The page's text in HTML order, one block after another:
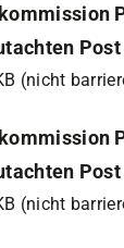
Post
(nicht
Post
(nicht